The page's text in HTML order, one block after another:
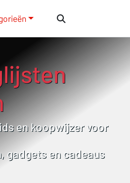
en koopwijzer voor
gadgets en cadeaus